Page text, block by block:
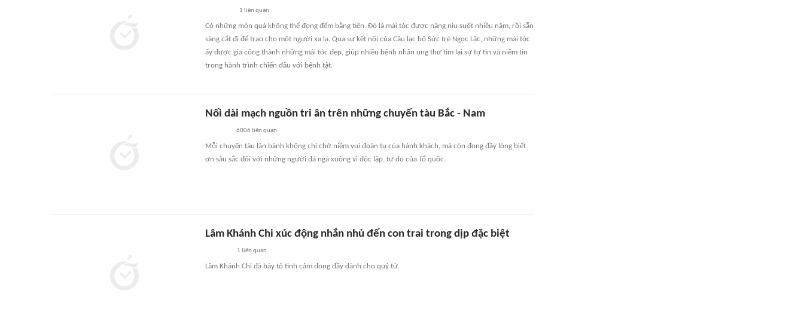
1 liên quan
Có những món quà không thể đong đếm bằng tiền. Đó là mái tóc được nâng niu suốt nhiều năm, rồi sẵn
sàng cắt đi để trao cho một người xa lạ. Qua sự kết nối của Câu lạc bộ Sức trẻ Ngọc Lặc, những mái tóc
ấy được gia công thành những mái tóc đẹp, giúp nhiều bệnh nhân ung thư tìm lại sự tự tin và niềm tin
trong hành trình chiến đấu với bệnh tật.
Nối dài mạch nguồn tri ân trên những chuyến tàu Bắc - Nam
6006 liên quan
Mỗi chuyến tàu lăn bánh không chỉ chở niềm vui đoàn tụ của hành khách, mà còn đong đầy lòng biết
ơn sâu sắc đối với những người đã ngã xuống vì độc lập, tự do của Tổ quốc.
Lâm Khánh Chi xúc động nhắn nhủ đến con trai trong dịp đặc biệt
1 liên quan
Lâm Khánh Chi đã bày tỏ tình cảm đong đầy dành cho quý tử.